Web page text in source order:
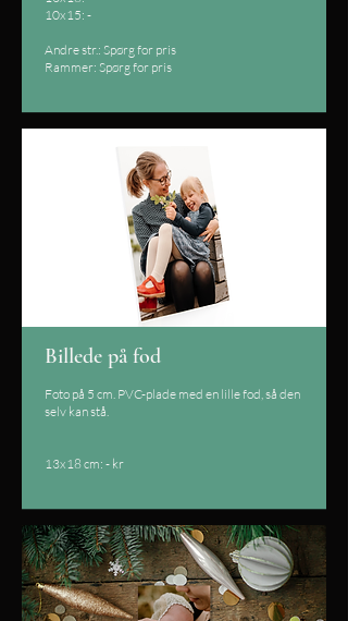
10x15: -
Andre str.: Spørg for pris
Rammer: Spørg for pris
Billede på fod
Foto på 5 cm. PVC-plade med en lille fod, så den
selv kan stå.
13x18 cm: - kr